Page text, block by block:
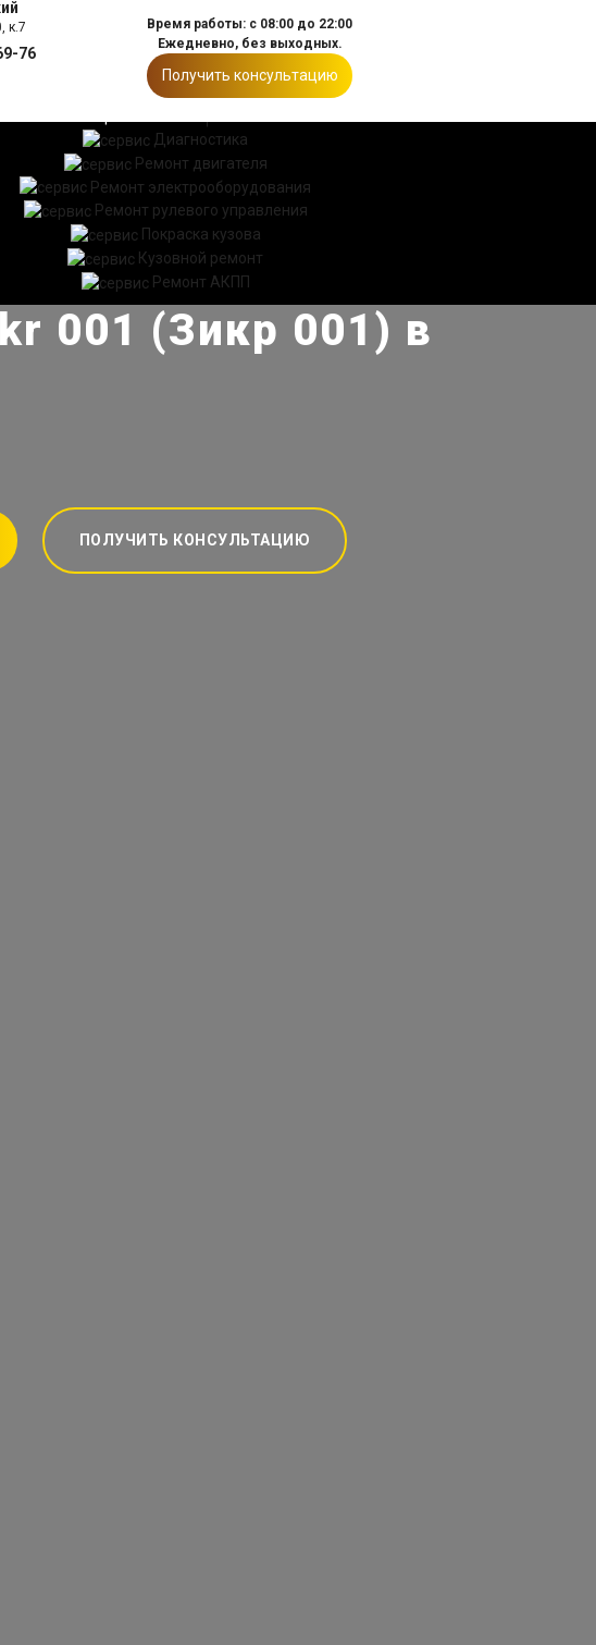
к.7
76
Время работы: с 08:00 до 22:00
Ежедневно, без выходных.
Получить консультацию
Диагностика
Ремонт двигателя
Ремонт электрооборудования
Ремонт рулевого управления
Покраска кузова
Кузовной ремонт
Ремонт АКПП
001 (Зикр 001) в
ПОЛУЧИТЬ КОНСУЛЬТАЦИЮ